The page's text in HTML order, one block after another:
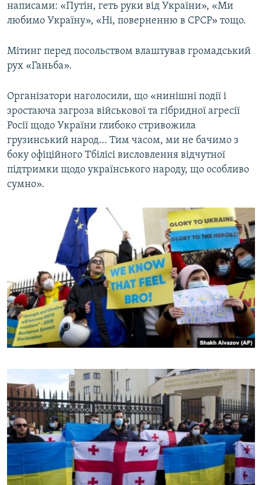
написами: «Путін, геть руки від України», «Ми
любимо Україну», «Ні, поверненню в СРСР» тощо.
Мітинг перед посольством влаштував громадський
рух «Ганьба».
Організатори наголосили, що «нинішні події і
зростаюча загроза військової та гібридної агресії
Росії щодо України глибоко стривожила
грузинський народ… Тим часом, ми не бачимо з
боку офіційного Тбілісі висловлення відчутної
підтримки щодо українського народу, що особливо
сумно».